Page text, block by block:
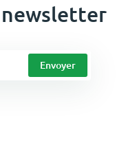
newsletter